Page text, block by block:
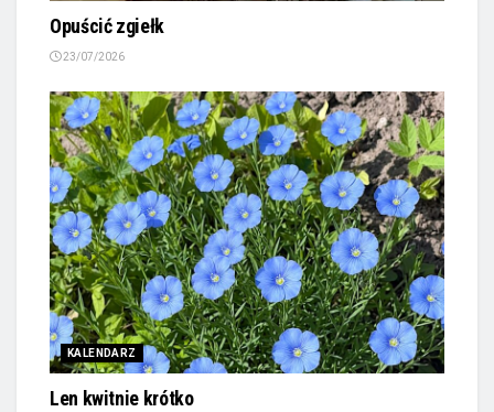
Opuścić zgiełk
23/07/2026
KALENDARZ
Len kwitnie krótko